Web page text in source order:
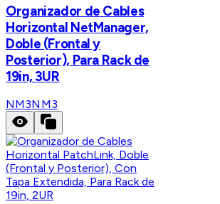
Organizador de Cables
Horizontal NetManager,
Doble (Frontal y
Posterior), Para Rack de
19in, 3UR
NM3NM3